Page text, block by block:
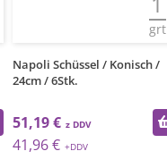
grt
Napoli Schüssel / Konisch /
24cm / 6Stk.
51,19 €
41,96 €